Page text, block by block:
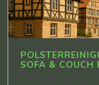
SOFA & COUCH